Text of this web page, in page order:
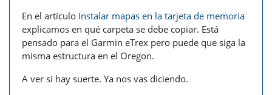
En el artículo Instalar mapas en la tarjeta de memoria
explicamos en qué carpeta se debe copiar. Está
pensado para el Garmin eTrex pero puede que siga la
misma estructura en el Oregon.
A ver si hay suerte. Ya nos vas diciendo.